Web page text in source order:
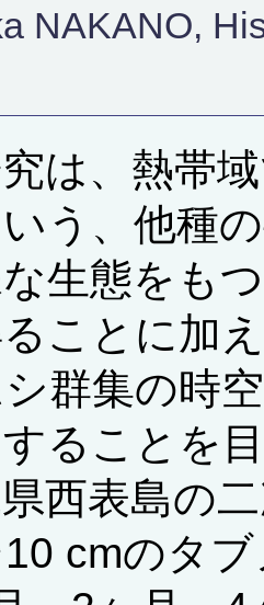
NAKANO,
は、熱帯
う、他種
生態をも
ることに加
群集の時
ることを
西表島の
cmのタ